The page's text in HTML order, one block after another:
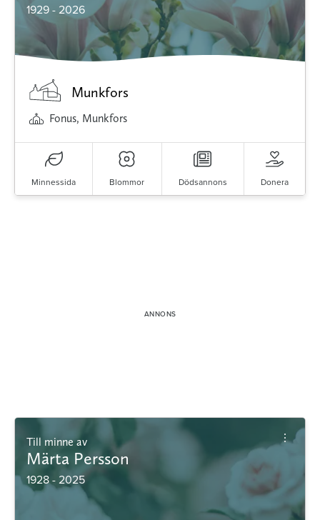
1929 - 2026
Munkfors
Fonus, Munkfors
Minnessida Blommor Dödsannons Donera
Till minne av
Märta Persson
1928 - 2025